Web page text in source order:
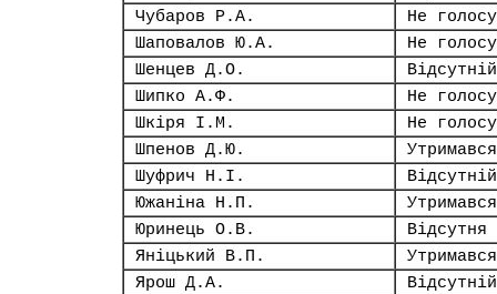
Чубаров Р.А.
Не
Шаповалов Ю.А.
Не
Шенцев Д.О.
Відсутній
Шипко А.Ф.
Не
Шкіря І.М.
Не
Шпенов Д.Ю.
Утримався
Шуфрич Н.І.
Відсутній
Южаніна Н.П.
Утримався
Юринець О.В.
Відсутня
Яніцький В.П.
Утримався
Ярош Д.А.
Відсутній